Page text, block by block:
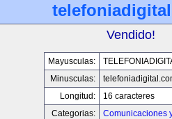
Vendido!
Mayusculas:
Minusculas:
Longitud:
16 caracteres
Categorias:
Comunicaciones